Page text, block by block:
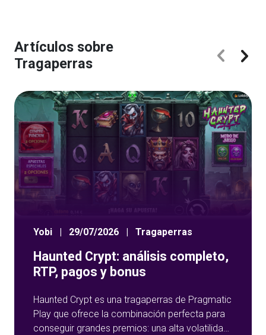
Artículos sobre
Tragaperras
Yobi 29/07/2026 Tragaperras
Haunted Crypt: análisis completo,
RTP, pagos y bonus
Haunted Crypt es una tragaperras de Pragmatic
Play que ofrece la combinación perfecta para
conseguir grandes premios: una alta volatilidad,